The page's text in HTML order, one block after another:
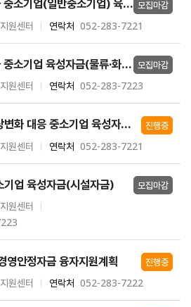
2026년 울산광역시 3차 중소기업(일반중소기업) 육성자금<온라인 접수>
원센터 연락처 052-283-7221
모집마감
2026년 울산광역시 3차 중소기업 육성자금(물류·화물운송업) 지원<온라인 접수>
원센터 연락처 052-283-7223
모집마감
2026년 울산광역시 통상변화 대응 중소기업 육성자금(1차)-상시접수
원센터 연락처 052-283-7221
진행중
업 육성자금(시설자금)
원센터
모집마감
안정자금 융자지원계획
원센터 연락처 052-283-7222
진행중